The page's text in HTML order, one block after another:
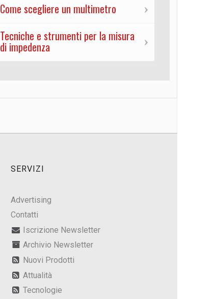
Come scegliere un multimetro
Tecniche e strumenti per la misura
di impedenza
SERVIZI
Advertising
Contatti
Iscrizione Newsletter
Archivio Newsletter
Nuovi Prodotti
Attualità
Tecnologie